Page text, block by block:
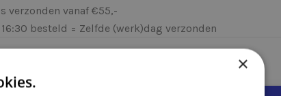
verzonden vanaf €55,-
16:30 besteld = Zelfde (werk)dag verzonden
×